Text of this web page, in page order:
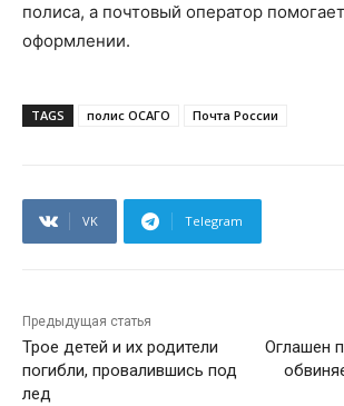
полиса, а почтовый оператор
оформлении.
TAGS полис ОСАГО Почта России
VK Telegram
Предыдущая статья
Трое детей и их родители
погибли, провалившись под
лед
Оглашен